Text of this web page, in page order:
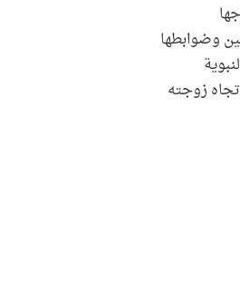
وضوابطها